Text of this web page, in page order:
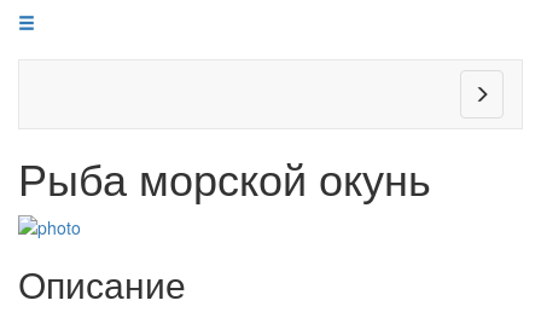
Рыба морской окунь
Описание